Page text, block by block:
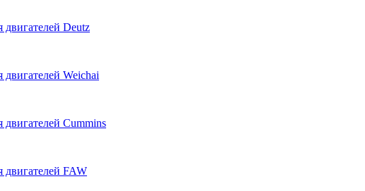
двигателей Deutz
двигателей Weichai
двигателей Cummins
двигателей FAW